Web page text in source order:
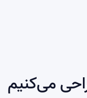
می‌کنیم